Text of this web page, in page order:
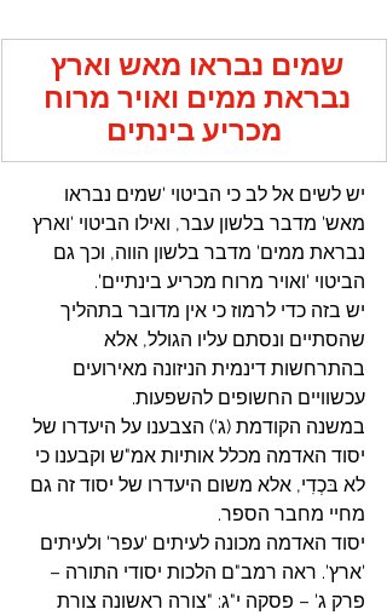
שמים נבראו מאש וארץ
נבראת ממים ואויר מרוח
מכריע בינתים
יש לשים אל לב כי הביטוי 'שמים נבראו
מאש' מדבר בלשון עבר, ואילו הביטוי 'וארץ
נבראת ממים' מדבר בלשון הווה, וכך גם
הביטוי 'ואויר מרוח מכריע בינתיים'.
יש בזה כדי לרמוז כי אין מדובר בתהליך
שהסתיים ונסתם עליו הגולל, אלא
בהתרחשות דינמית הניזונה מאירועים
עכשוויים החשופים להשפעות.
במשנה הקודמת (ג') הצבענו על היעדרו של
יסוד האדמה מכלל אותיות אמ"ש וקבענו כי
לא בּכְדִי, אלא משום היעדרו של יסוד זה גם
מחיי מחבר הספר.
יסוד האדמה מכונה לעיתים 'עפר' ולעיתים
'ארץ'. ראה רמב"ם הלכות יסודי התורה –
פרק ג' – פסקה י"ג: "צורה ראשונה צורת